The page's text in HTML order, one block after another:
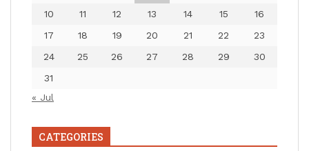
10
11 12 13 14 15
16
17
18 19 20 21 22
23
24
25 26 27 28 29
30
31
« Jul
CATEGORIES